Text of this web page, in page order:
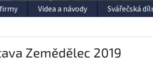
Videa a návody Svářečská
Zemědělec 2019